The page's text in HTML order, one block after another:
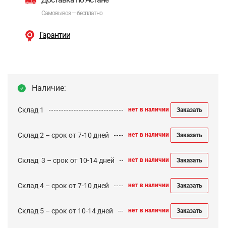
Самовывоз — бесплатно
Гарантии
Наличие:
Склад 1 нет в наличии Заказать
Склад 2 – срок от 7-10 дней нет в наличии Заказать
Cклад 3 – срок от 10-14 дней нет в наличии Заказать
Склад 4 – срок от 7-10 дней нет в наличии Заказать
Склад 5 – срок от 10-14 дней нет в наличии Заказать